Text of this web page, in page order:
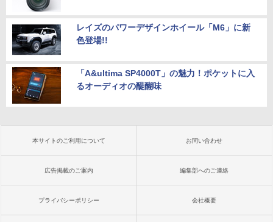
レイズのパワーデザインホイール「M6」に新
色登場!!
「A&ultima SP4000T」の魅力！ポケットに入
るオーディオの醍醐味
本サイトのご利用について お問い合わせ
広告掲載のご案内 編集部へのご連絡
プライバシーポリシー 会社概要